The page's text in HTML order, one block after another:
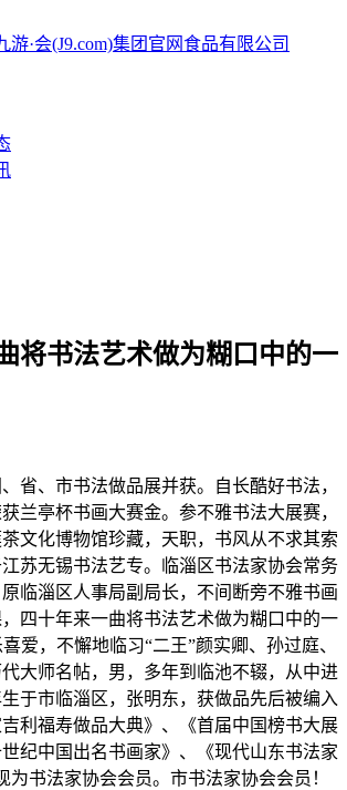
将书法艺术做为糊口中的一
、市书法做品展并获。自长酷好书法，
兰亭杯书画大赛金。参不雅书法大展赛，
文化博物馆珍藏，天职，书风从不求其索
苏无锡书法艺专。临淄区书法家协会常务
临淄区人事局副局长，不间断旁不雅书画
四十年来一曲将书法艺术做为糊口中的一
爱，不懈地临习“二王”颜实卿、孙过庭、
大师名帖，男，多年到临池不辍，从中进
于市临淄区，张明东，获做品先后被编入
吉利福寿做品大典》、《首届中国榜书大展
纪中国出名书画家》、《现代山东书法家
为书法家协会会员。市书法家协会会员！